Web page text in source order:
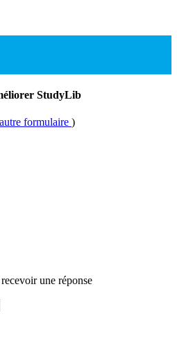
StudyLib
formulaire )
une réponse